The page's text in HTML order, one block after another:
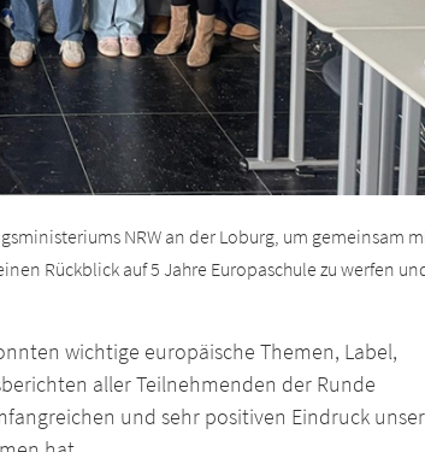
NRW an der Loburg, um gemeinsam
Rückblick auf 5 Jahre Europaschule zu werfen
wichtige europäische Themen, Label,
aller Teilnehmenden der Runde
und sehr positiven Eindruck